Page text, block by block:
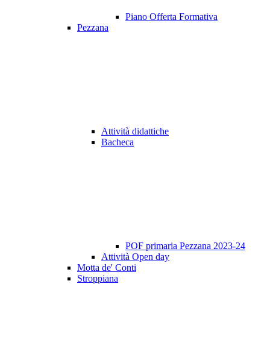
Piano Offerta Formativa
Pezzana
Attività didattiche
Bacheca
POF primaria Pezzana 2023-24
Attività Open day
Motta de' Conti
Stroppiana